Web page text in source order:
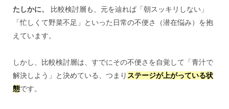
たしかに、
比較検討層も、元を辿れば「朝スッキリしない」
「忙しくて野菜不足」といった日常の不便さ（潜在悩み）を抱
えています。
しかし、比較検討層は、すでにその不便さを自覚して「青汁で
解決しよう」と決めている、つまり ステージが上がっている状
態です。